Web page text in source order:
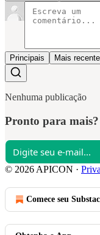
Principais Mais
Nenhuma publicação
Pronto para mais?
© 2026 APICON ·
Comece seu